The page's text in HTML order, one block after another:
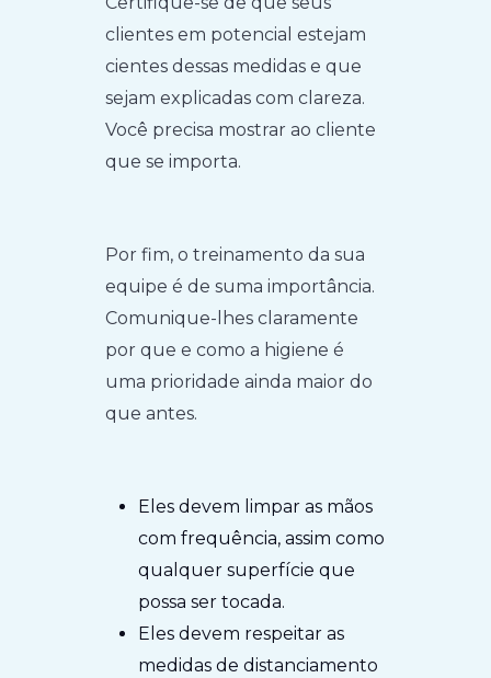
clientes em potencial estejam
cientes dessas medidas e que
sejam explicadas com clareza.
Você precisa mostrar ao cliente
que se importa.
Por fim, o treinamento da sua
equipe é de suma importância.
Comunique-lhes claramente
por que e como a higiene é
uma prioridade ainda maior do
que antes.
Eles devem limpar as mãos
com frequência, assim como
qualquer superfície que
possa ser tocada.
Eles devem respeitar as
medidas de distanciamento